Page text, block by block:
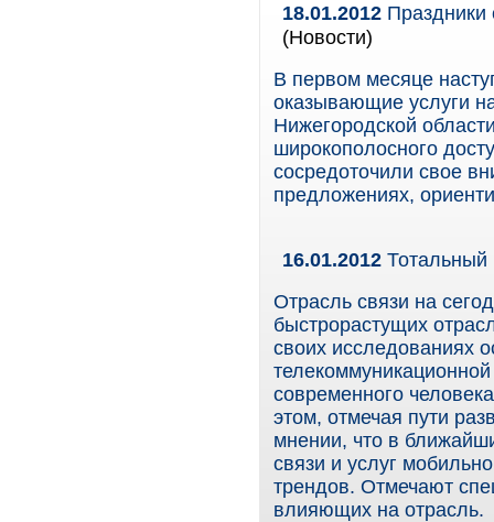
18.01.2012
(Новости)
В первом месяце
оказывающие услуги
Нижегородской
широкополосного
сосредоточили свое
предложениях,
16.01.2012
Отрасль связи на
быстрорастущих
своих исследованиях
современного
этом, отмечая пути
мнении, что в
связи и услуг
трендов. Отмечают
влияющих на отрасль.